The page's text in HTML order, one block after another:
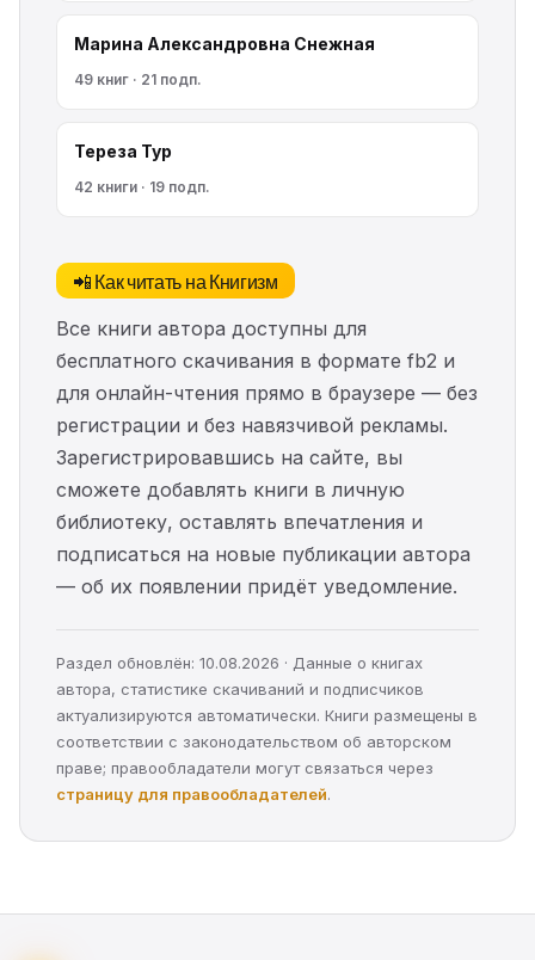
Марина Александровна Снежная
49 книг · 21 подп.
Тереза Тур
42 книги · 19 подп.
📲 Как читать на Книгизм
Все книги автора доступны для
бесплатного скачивания в формате fb2 и
для онлайн-чтения прямо в браузере — без
регистрации и без навязчивой рекламы.
Зарегистрировавшись на сайте, вы
сможете добавлять книги в личную
библиотеку, оставлять впечатления и
подписаться на новые публикации автора
— об их появлении придёт уведомление.
Раздел обновлён: 10.08.2026 · Данные о книгах
автора, статистике скачиваний и подписчиков
актуализируются автоматически. Книги размещены в
соответствии с законодательством об авторском
праве; правообладатели могут связаться через
страницу для правообладателей.